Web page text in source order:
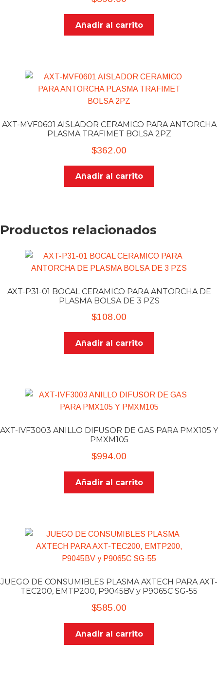
Añadir al carrito
AXT-MVF0601 AISLADOR CERAMICO PARA ANTORCHA
PLASMA TRAFIMET BOLSA 2PZ
$362.00
Añadir al carrito
Productos relacionados
AXT-P31-01 BOCAL CERAMICO PARA ANTORCHA DE
PLASMA BOLSA DE 3 PZS
$108.00
Añadir al carrito
AXT-IVF3003 ANILLO DIFUSOR DE GAS PARA PMX105 Y
PMXM105
$994.00
Añadir al carrito
JUEGO DE CONSUMIBLES PLASMA AXTECH PARA AXT-
TEC200, EMTP200, P9045BV y P9065C SG-55
$585.00
Añadir al carrito